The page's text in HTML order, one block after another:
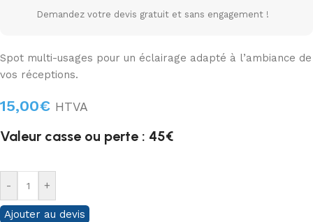
Demandez votre devis gratuit et sans engagement !
Spot multi-usages pour un éclairage adapté à l’ambiance de
vos réceptions.
15,00€ HTVA
Valeur casse ou perte : 45€
- +
Ajouter au devis